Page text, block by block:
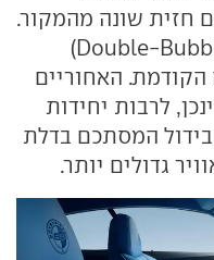
חזית שונה מהמקור.
גם הגג כולל צמד קימורים (Double-Bubble)
האחוריים
לרבות יחידות
המסתכם בדלת
גדולים יותר.